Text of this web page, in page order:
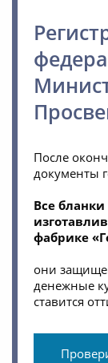
После
документы
Все
фабрике
они
денежные
ставится